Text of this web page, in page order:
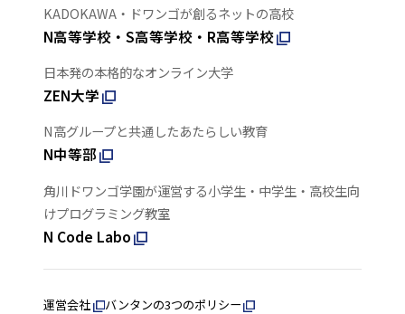
KADOKAWA・ドワンゴが創るネットの高校
N高等学校・S高等学校・R高等学校
日本発の本格的なオンライン大学
ZEN大学
N高グループと共通したあたらしい教育
N中等部
角川ドワンゴ学園が運営する小学生・中学生・高校生向
けプログラミング教室
N Code Labo
運営会社 バンタンの3つのポリシー